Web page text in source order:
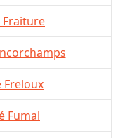
Fumal